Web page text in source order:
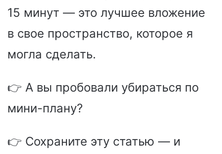
15 минут — это лучшее вложение
в свое пространство, которое я
могла сделать.
👉 А вы пробовали убираться по
мини-плану?
👉 Сохраните эту статью — и